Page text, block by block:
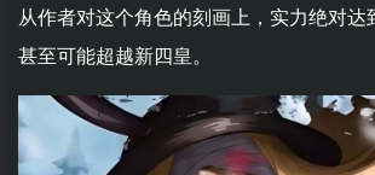
从作者对这个角色的刻画上，实力绝对达
甚至可能超越新四皇。